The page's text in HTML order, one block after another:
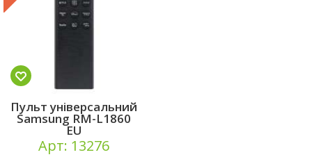
Пульт універсальний
Samsung RM-L1860
EU
Арт: 13276